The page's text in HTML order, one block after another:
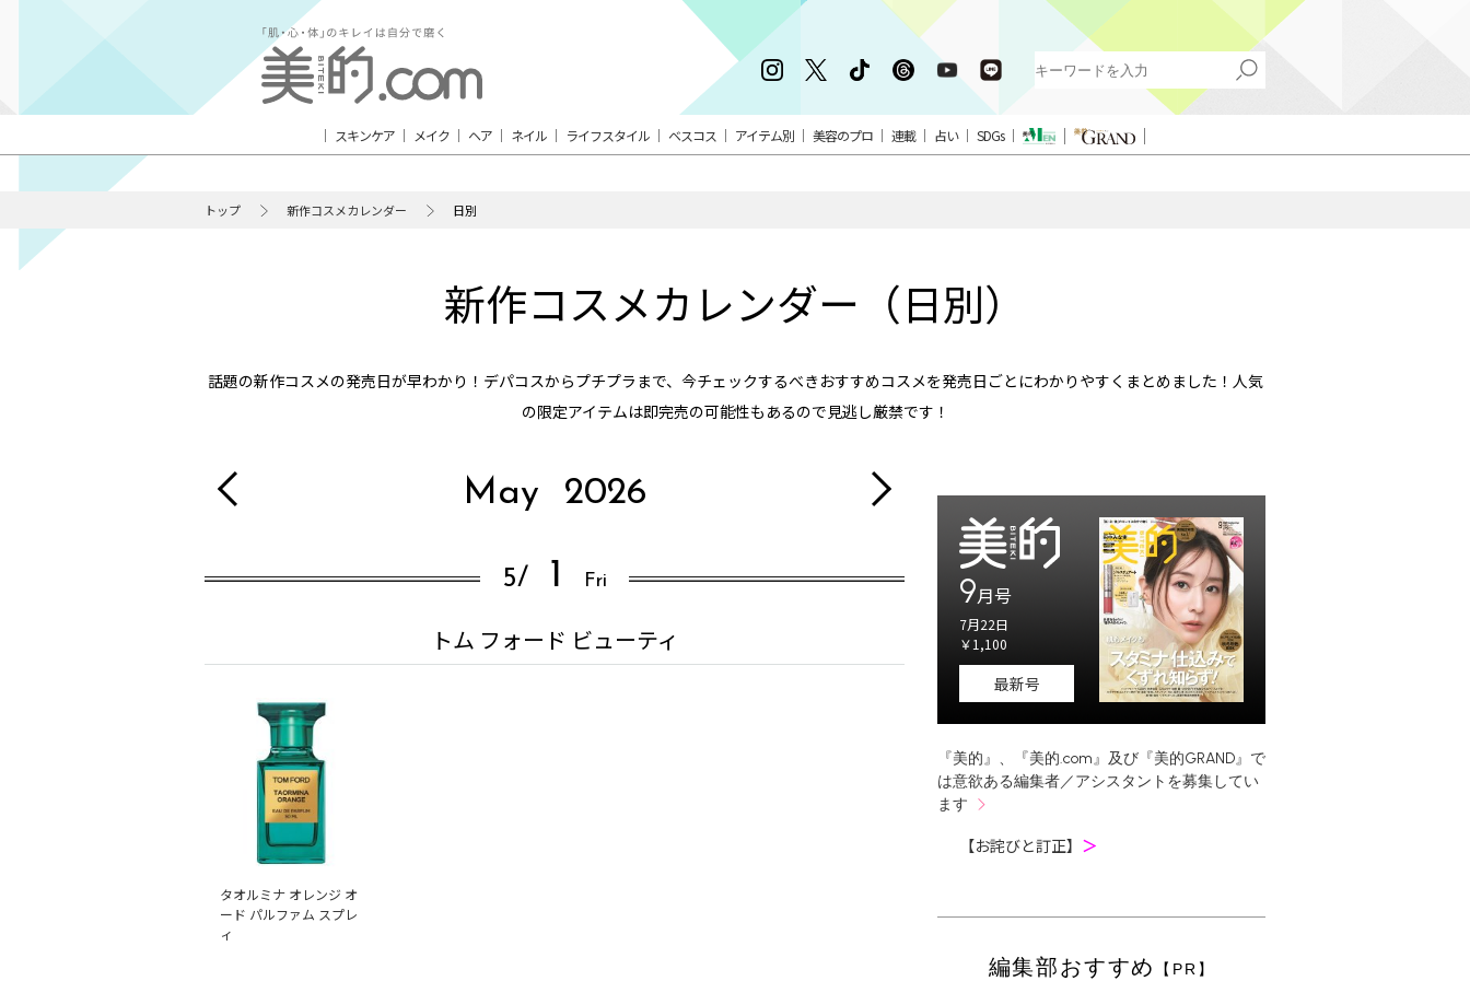
スキンケア メイク ヘア ネイル ライフスタイル ベスコス アイテム別 美容のプロ 連載 占い SDGs
トップ 新作コスメカレンダー 日別
新作コスメカレンダー（日別）
話題の新作コスメの発売日が早わかり！デパコスからプチプラまで、今チェックするべきおすすめコスメを発売日ごとにわかりやすくまとめました！人気
の限定アイテムは即完売の可能性もあるので見逃し厳禁です！
May 2026
5/ 1 Fri
トム フォード ビューティ
タオルミナ オレンジ オ
ード パルファム スプレ
ィ
9月号
7月22日
￥1,100
最新号
『美的』、『美的.com』及び『美的GRAND』で
は意欲ある編集者／アシスタントを募集してい
ます
【お詫びと訂正】 ＞
編集部おすすめ 【PR】